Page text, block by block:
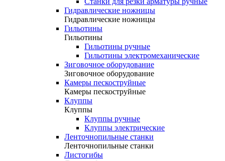
Гидравлические ножницы
Гидравлические ножницы
Гильотины
Гильотины
Гильотины ручные
Гильотины электромеханические
Зиговочное оборудование
Зиговочное оборудование
Камеры пескоструйные
Камеры пескоструйные
Клуппы
Клуппы
Клуппы ручные
Клуппы электрические
Ленточнопильные станки
Ленточнопильные станки
Листогибы